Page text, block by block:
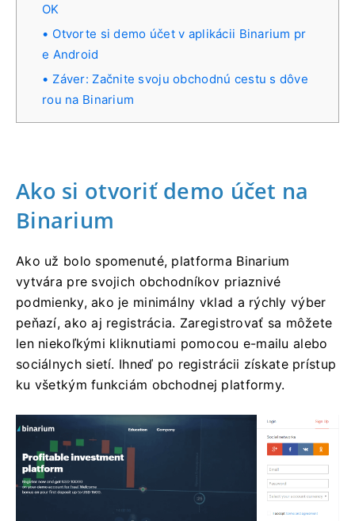
OK
Otvorte si demo účet v aplikácii Binarium pr
e Android
Záver: Začnite svoju obchodnú cestu s dôve
rou na Binarium
Ako si otvoriť demo účet na
Binarium
Ako už bolo spomenuté, platforma Binarium
vytvára pre svojich obchodníkov priaznivé
podmienky, ako je minimálny vklad a rýchly výber
peňazí, ako aj registrácia. Zaregistrovať sa môžete
len niekoľkými kliknutiami pomocou e-mailu alebo
sociálnych sietí. Ihneď po registrácii získate prístup
ku všetkým funkciám obchodnej platformy.